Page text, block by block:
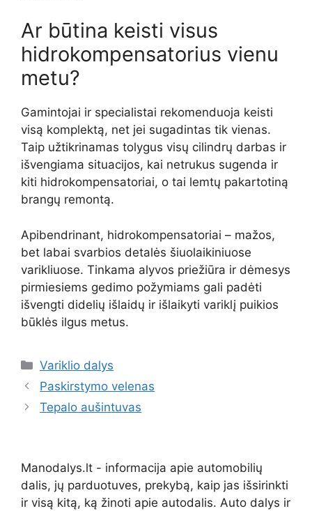
Ar būtina keisti visus
hidrokompensatorius vienu
metu?
Gamintojai ir specialistai rekomenduoja keisti
visą komplektą, net jei sugadintas tik vienas.
Taip užtikrinamas tolygus visų cilindrų darbas ir
išvengiama situacijos, kai netrukus sugenda ir
kiti hidrokompensatoriai, o tai lemtų pakartotiną
brangų remontą.
Apibendrinant, hidrokompensatoriai – mažos,
bet labai svarbios detalės šiuolaikiniuose
varikliuose. Tinkama alyvos priežiūra ir dėmesys
pirmiesiems gedimo požymiams gali padėti
išvengti didelių išlaidų ir išlaikyti variklį puikios
būklės ilgus metus.
Kategorijos
Variklio dalys
Paskirstymo velenas
Tepalo aušintuvas
Manodalys.lt - informacija apie automobilių
dalis, jų parduotuves, prekybą, kaip jas išsirinkti
ir visą kitą, ką žinoti apie autodalis. Auto dalys ir